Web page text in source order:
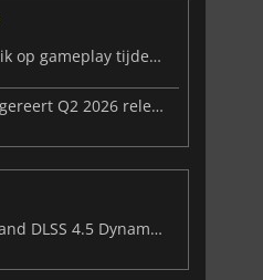
CONTROL Resonant: eerste blik op gameplay tijdens State of Play
Control Resonant rapport suggereert Q2 2026 release
Nvidia lanceert later deze maand DLSS 4.5 Dynamic en 6x Frame Generation